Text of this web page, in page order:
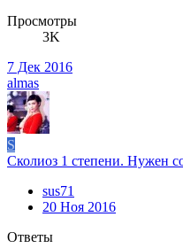
Просмотры
3K
7 Дек 2016
almas
S
Сколиоз 1 степени. Нужен
sus71
20 Ноя 2016
Ответы